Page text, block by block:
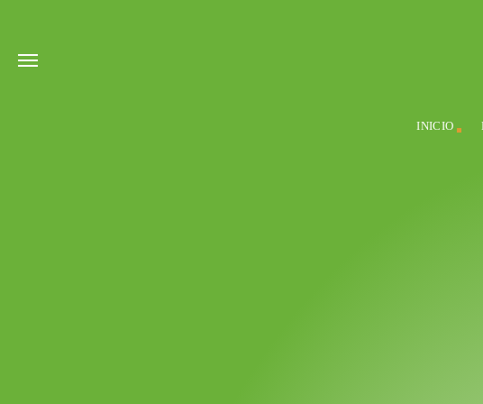
INICIO